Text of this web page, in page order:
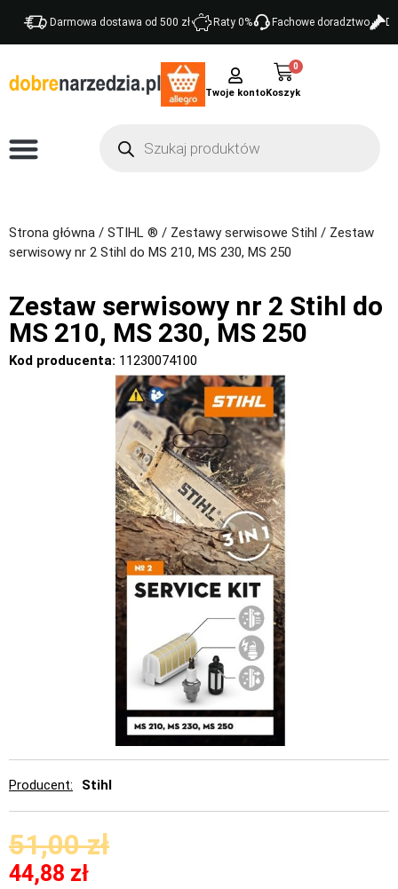
Darmowa dostawa od 500 zł Raty 0% Fachowe doradztwo
Twoje konto
0
Strona główna / STIHL ® / Zestawy serwisowe Stihl / Zestaw
serwisowy nr 2 Stihl do MS 210, MS 230, MS 250
Zestaw serwisowy nr 2 Stihl do
MS 210, MS 230, MS 250
Kod producenta: 11230074100
Producent Stihl
51,00zł
44,88 zł